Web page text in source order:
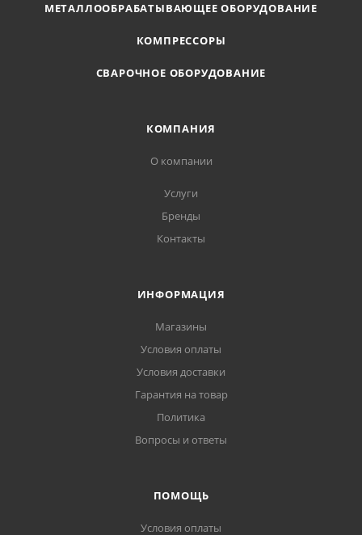
МЕТАЛЛООБРАБАТЫВАЮЩЕЕ ОБОРУДОВАНИЕ
КОМПРЕССОРЫ
СВАРОЧНОЕ ОБОРУДОВАНИЕ
КОМПАНИЯ
О компании
Услуги
Бренды
Контакты
ИНФОРМАЦИЯ
Магазины
Условия оплаты
Условия доставки
Гарантия на товар
Политика
Вопросы и ответы
ПОМОЩЬ
Условия оплаты